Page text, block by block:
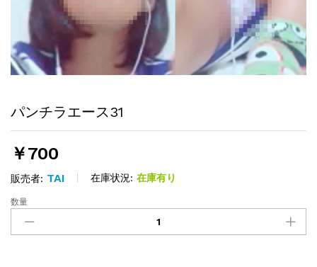
パンチラエース31
￥700
販売者: TAI 在庫状況: 在庫有り
パ
チ
数量